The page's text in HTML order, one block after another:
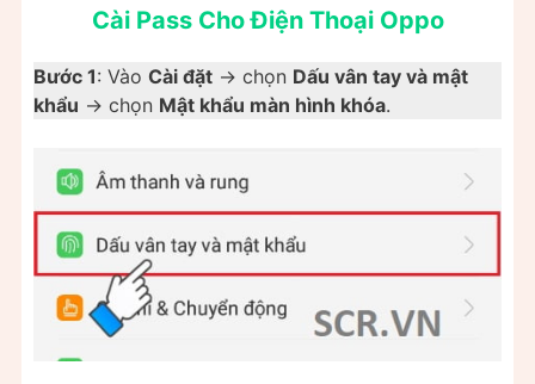
Cài Pass Cho Điện Thoại Oppo
Bước 1: Vào Cài đặt -> chọn Dấu vân tay và mật
khẩu -> chọn Mật khẩu màn hình khóa.